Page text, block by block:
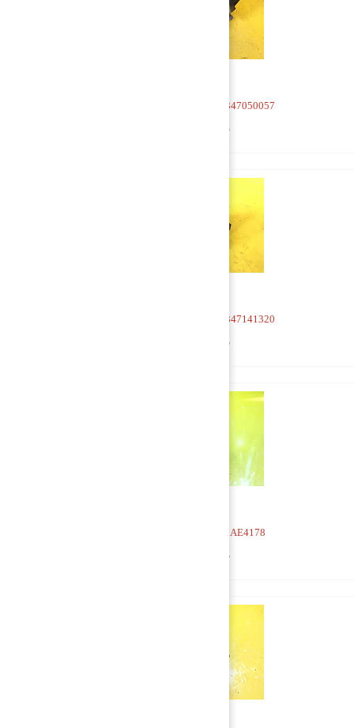
Кран 4-х контурный 9347050057
7 500 руб
Кран 4-х контурный 9347141320
1 500 руб
Кран 4-х контурный AE4178
1 000 руб